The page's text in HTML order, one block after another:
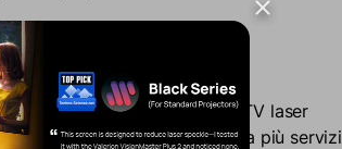
che si collega a TV e TV laser
a Internet e trasmettere da più servizi